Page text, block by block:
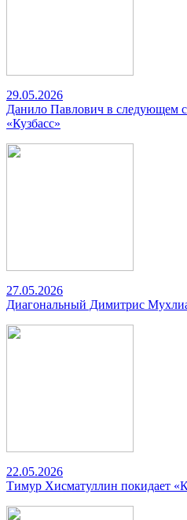
29.05.2026
Данило Павлович в следующем
«Кузбасс»
27.05.2026
Диагональный Димитрис
22.05.2026
Тимур Хисматуллин покидает